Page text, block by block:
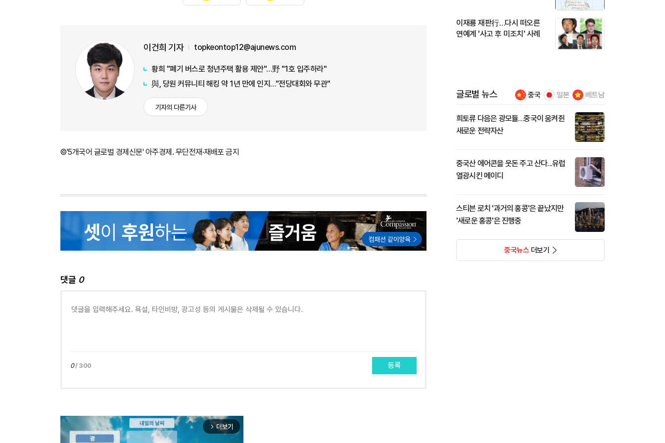
이건희 기자 topkeontop12@ajunews.com
황희 "폐기 버스로 청년주택 활용 제안"…野 "1호 입주하라"
與, 당원 커뮤니티 해킹 약 1년 만에 인지…"전당대회와 무관"
기자의 다른기사
©'5개국어 글로벌 경제신문' 아주경제. 무단전재·재배포 금지
댓글 0
0/ 300 등록
arrow_forward_ios 더보기
이재룡 재판行…다시 떠오른
연예계 '사고 후 미조치' 사례
글로벌 뉴스 중국 일본 베트남
희토류 다음은 광모듈…중국이 움켜쥔
새로운 전략자산
중국산 에어콘을 웃돈 주고 산다...유럽
열광시킨 메이디
스티븐 로치 '과거의 홍콩'은 끝났지만
'새로운 홍콩'은 진행중
중국뉴스더보기